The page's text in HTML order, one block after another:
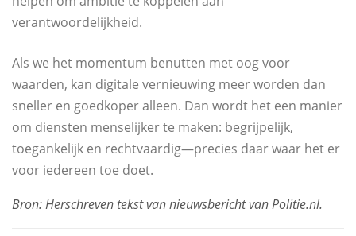
verantwoordelijkheid.
Als we het momentum benutten met oog voor
waarden, kan digitale vernieuwing meer worden dan
sneller en goedkoper alleen. Dan wordt het een manier
om diensten menselijker te maken: begrijpelijk,
toegankelijk en rechtvaardig—precies daar waar het er
voor iedereen toe doet.